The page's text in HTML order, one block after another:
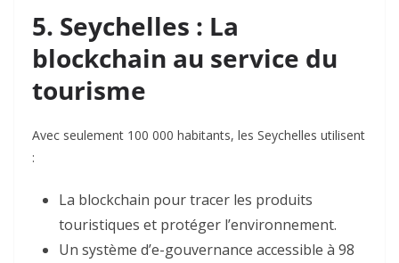
5. Seychelles : La
blockchain au service du
tourisme
Avec seulement 100 000 habitants, les Seychelles utilisent
:
La blockchain pour tracer les produits
touristiques et protéger l’environnement.
Un système d’e-gouvernance accessible à 98